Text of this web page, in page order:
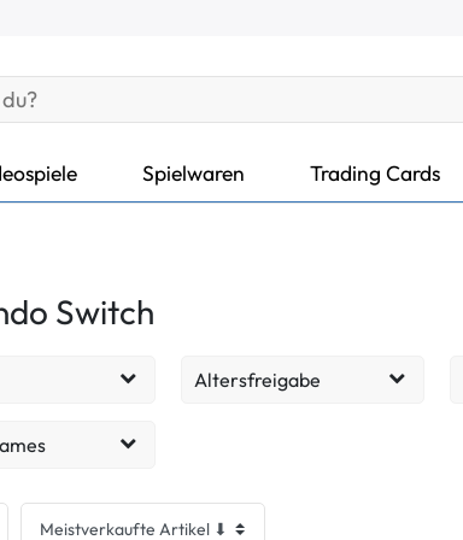
Spielwaren Trading Cards
Switch
3
Altersfreigabe
ab 6 Jahren